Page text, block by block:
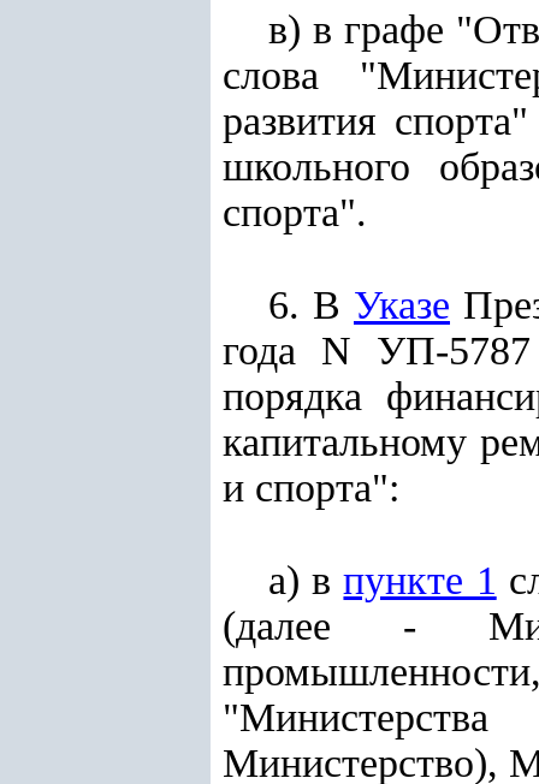
в) в графе
слова
развития
школьного
спорта".
6. В Указе
года N УП-5787
порядка
капитальному
и спорта":
а) впункте 1
(далее -
Министерство),